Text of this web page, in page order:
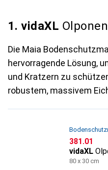
1. vidaXL Olponen
Die Maia
hervorragende Lösung,
und Kratzern zu
robustem, massivem
CHF
381.01
vidaXL
80 x 30 cm